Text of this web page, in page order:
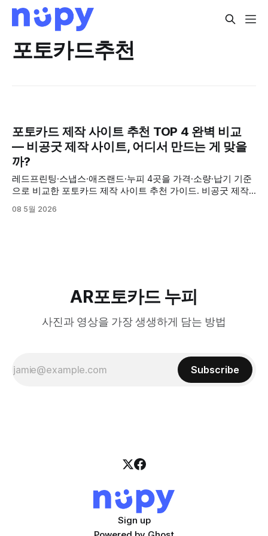
포토카드추천
포토카드 제작 사이트 추천 TOP 4 완벽 비교
— 비공굿 제작 사이트, 어디서 만드는 게 맞을
까?
레드프린팅·스냅스·애즈랜드·누피 4곳을 가격·소량·납기 기준
으로 비교한 포토카드 제작 사이트 추천 가이드. 비공굿 제작
08 5월 2026
AR포토카드 누피
사진과 영상을 가장 생생하게 담는 방법
Subscribe
Sign up